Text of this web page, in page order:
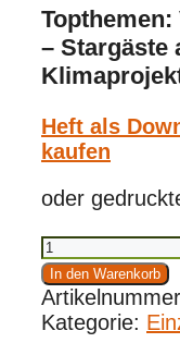
Topthemen:
– Stargäste
Heft als
kaufen
oder
Vögel
1/2025
Menge
In den Warenkorb
Kategorie: